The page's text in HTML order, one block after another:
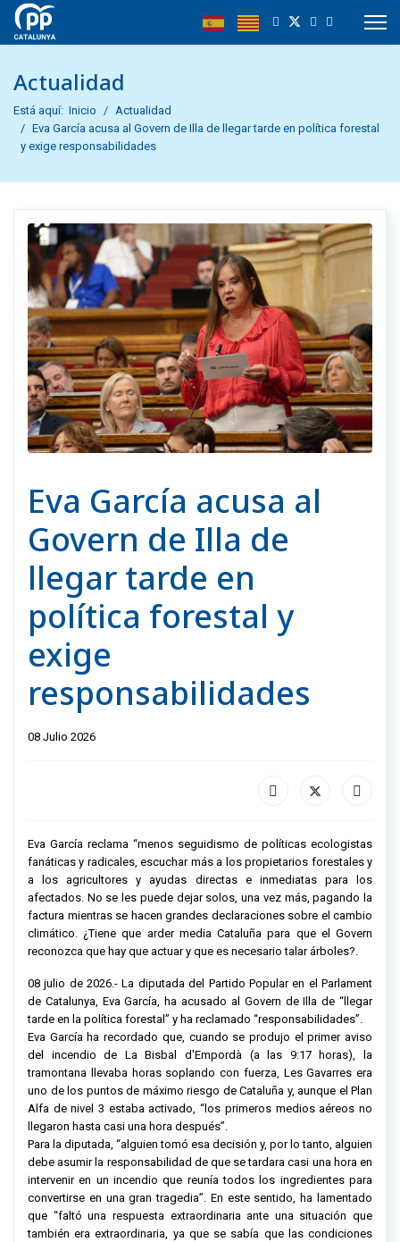
Actualidad
Está aquí: Inicio
Actualidad
Eva García acusa al Govern de Illa de llegar tarde en política forestal
y exige responsabilidades
Eva García acusa al
Govern de Illa de
llegar tarde en
política forestal y
exige
responsabilidades
08 Julio 2026
Eva García reclama “menos seguidismo de políticas ecologistas
fanáticas y radicales, escuchar más a los propietarios forestales y
a los agricultores y ayudas directas e inmediatas para los
afectados. No se les puede dejar solos, una vez más, pagando la
factura mientras se hacen grandes declaraciones sobre el cambio
climático. ¿Tiene que arder media Cataluña para que el Govern
reconozca que hay que actuar y que es necesario talar árboles?.
08 julio de 2026.- La diputada del Partido Popular en el Parlament
de Catalunya, Eva García, ha acusado al Govern de Illa de “llegar
tarde en la política forestal” y ha reclamado “responsabilidades”.
Eva García ha recordado que, cuando se produjo el primer aviso
del incendio de La Bisbal d'Empordà (a las 9:17 horas), la
tramontana llevaba horas soplando con fuerza, Les Gavarres era
uno de los puntos de máximo riesgo de Cataluña y, aunque el Plan
Alfa de nivel 3 estaba activado, “los primeros medios aéreos no
llegaron hasta casi una hora después”.
Para la diputada, “alguien tomó esa decisión y, por lo tanto, alguien
debe asumir la responsabilidad de que se tardara casi una hora en
intervenir en un incendio que reunía todos los ingredientes para
convertirse en una gran tragedia”. En este sentido, ha lamentado
que “faltó una respuesta extraordinaria ante una situación que
también era extraordinaria, ya que se sabía que las condiciones